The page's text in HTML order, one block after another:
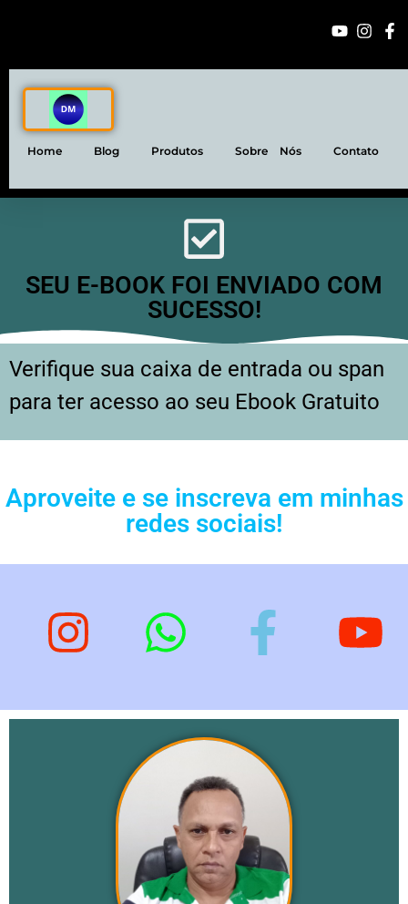
Home Blog Produtos Sobre Nós Contato
SEU E-BOOK FOI ENVIADO COM
SUCESSO!
Verifique sua caixa de entrada ou span
para ter acesso ao seu Ebook Gratuito
Aproveite e se inscreva em minhas
redes sociais!